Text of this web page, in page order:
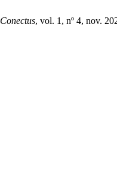
Conectus, vol. 1, nº 4, nov.